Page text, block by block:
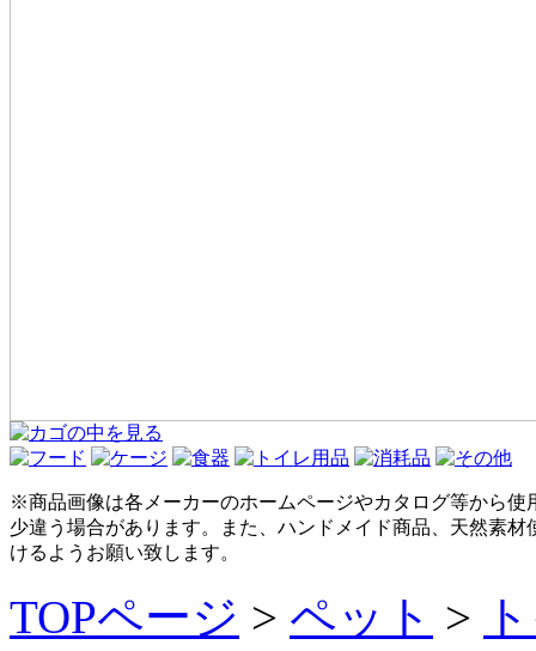
※商品画像は各メーカーのホームページやカタログ等から
少違う場合があります。また、ハンドメイド商品、天然素
けるようお願い致します。
TOPページ > ペット >